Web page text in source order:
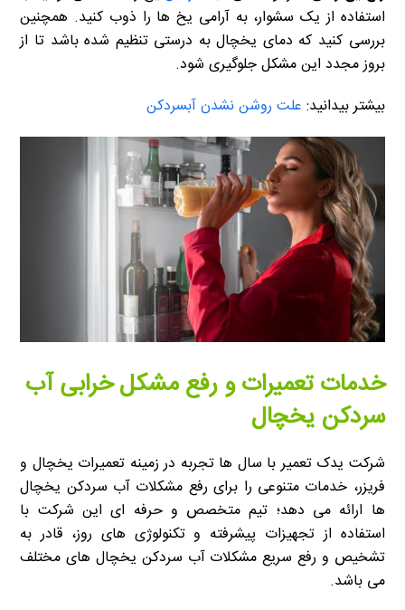
استفاده از یک سشوار، به آرامی یخ ها را ذوب کنید. همچنین
بررسی کنید که دمای یخچال به درستی تنظیم شده باشد تا از
بروز مجدد این مشکل جلوگیری شود.
بیشتر بیدانید: علت روشن نشدن آبسردکن
خدمات تعمیرات و رفع مشکل خرابی آب
سردکن یخچال
شرکت یدک تعمیر با سال ها تجربه در زمینه تعمیرات یخچال و
فریزر، خدمات متنوعی را برای رفع مشکلات آب سردکن یخچال
ها ارائه می دهد؛ تیم متخصص و حرفه ای این شرکت با
استفاده از تجهیزات پیشرفته و تکنولوژی های روز، قادر به
تشخیص و رفع سریع مشکلات آب سردکن یخچال های مختلف
می باشد.